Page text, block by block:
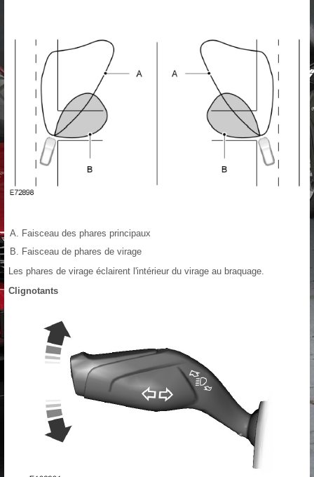
Faisceau des phares principaux
Faisceau de phares de virage
Les phares de virage éclairent l'intérieur du virage au braquage.
Clignotants